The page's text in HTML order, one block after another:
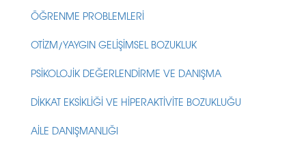
ÖĞRENME PROBLEMLERİ
OTİZM/YAYGIN GELİŞİMSEL BOZUKLUK
PSİKOLOJİK DEĞERLENDİRME VE DANIŞMA
DİKKAT EKSİKLİĞİ VE HİPERAKTİVİTE BOZUKLUĞU
AİLE DANIŞMANLIĞI